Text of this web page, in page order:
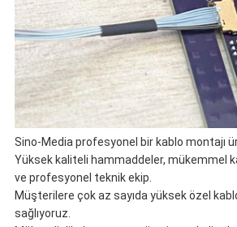
Sino-Media profesyonel bir kablo montajı
Yüksek kaliteli hammaddeler, mükemmel
ve profesyonel teknik ekip.
Müşterilere çok az sayıda yüksek özel
sağlıyoruz.